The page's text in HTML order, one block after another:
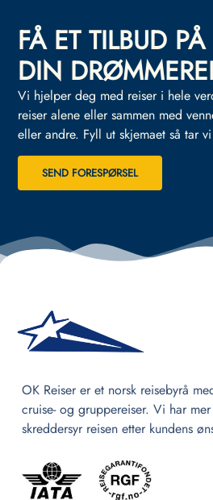
FÅ ET TILBUD PÅ
DIN
Vi hjelper deg med reiser i hele
reiser alene eller sammen med
eller andre. Fyll ut skjemaet så tar
SEND FORESPØRSEL
OK Reiser er et norsk reisebyrå
cruise- og gruppereiser. Vi har
skreddersyr reisen etter kundens